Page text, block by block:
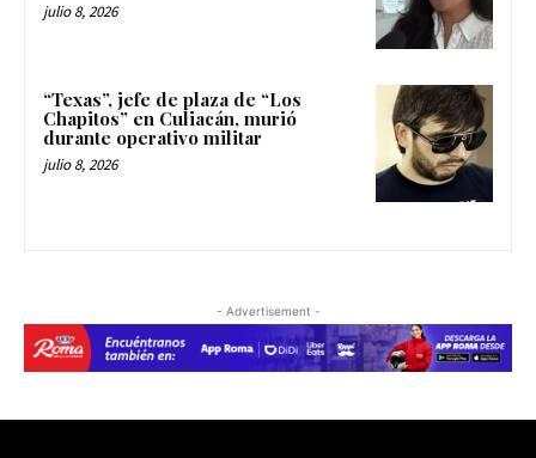
julio 8, 2026
“Texas”, jefe de plaza de “Los
Chapitos” en Culiacán, murió
durante operativo militar
julio 8, 2026
- Advertisement -